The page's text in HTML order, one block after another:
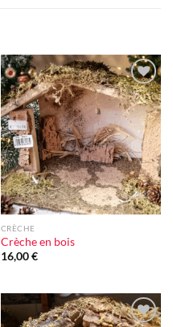
Ajouter
à la liste
d'envie
CRÈCHE
Crèche en bois
16,00€